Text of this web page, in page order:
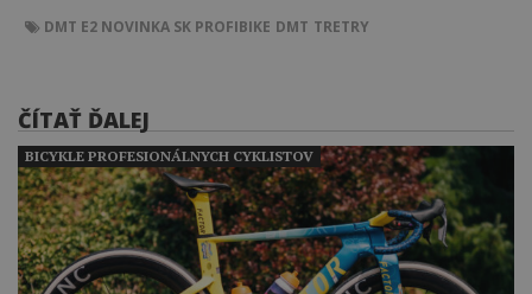
DMT E2 NOVINKA SK PROFIBIKE DMT TRETRY
ČÍTAŤ ĎALEJ
BICYKLE PROFESIONÁLNYCH CYKLISTOV